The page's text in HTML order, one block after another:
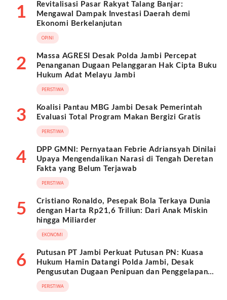
1
Revitalisasi Pasar Rakyat Talang Banjar:
Mengawal Dampak Investasi Daerah demi
Ekonomi Berkelanjutan
OPINI
2
Massa AGRESI Desak Polda Jambi Percepat
Penanganan Dugaan Pelanggaran Hak Cipta Buku
Hukum Adat Melayu Jambi
PERISTIWA
3
Koalisi Pantau MBG Jambi Desak Pemerintah
Evaluasi Total Program Makan Bergizi Gratis
PERISTIWA
4
DPP GMNI: Pernyataan Febrie Adriansyah Dinilai
Upaya Mengendalikan Narasi di Tengah Deretan
Fakta yang Belum Terjawab
PERISTIWA
5
Cristiano Ronaldo, Pesepak Bola Terkaya Dunia
dengan Harta Rp21,6 Triliun: Dari Anak Miskin
hingga Miliarder
EKONOMI
6
Putusan PT Jambi Perkuat Putusan PN: Kuasa
Hukum Hamin Datangi Polda Jambi, Desak
Pengusutan Dugaan Penipuan dan Penggelapan
BPKB
PERISTIWA